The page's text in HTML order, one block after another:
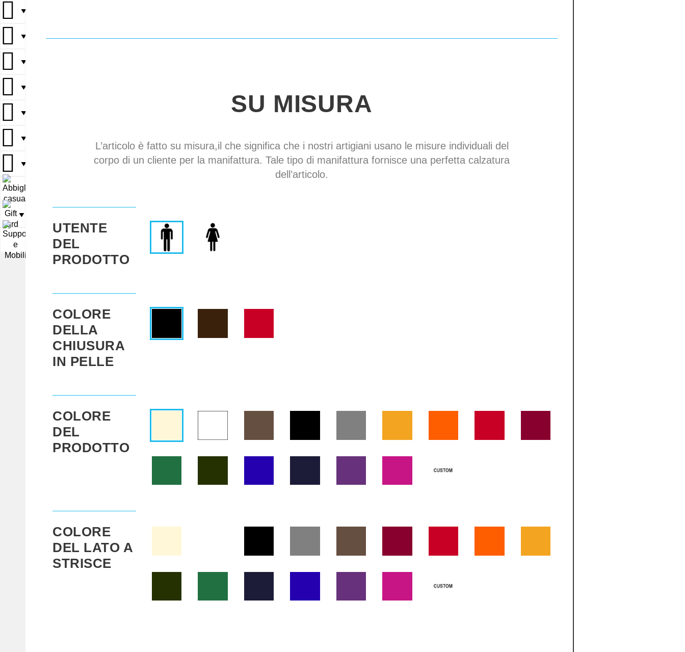
▼
▼
▼
▼
▼
▼
▼
▼
plated buckles
SU MISURA
L’articolo è fatto su misura,il che significa che i nostri artigiani usano le misure individuali del
corpo di un cliente per la manifattura. Tale tipo di manifattura fornisce una perfetta calzatura
dell’articolo.
UTENTE
DEL
PRODOTTO
COLORE
DELLA
CHIUSURA
IN PELLE
COLORE
DEL
PRODOTTO
COLORE
DEL LATO A
STRISCE